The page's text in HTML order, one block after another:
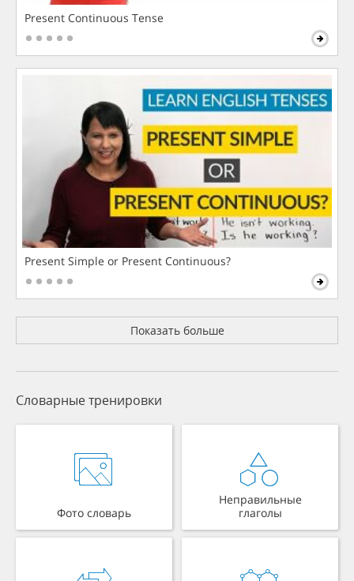
Present Continuous Tense
Present Simple or Present Continuous?
Показать больше
Словарные тренировки
Фото словарь
Неправильные
глаголы